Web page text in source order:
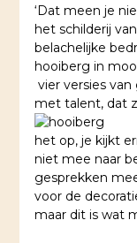
‘Dat meen je
het schilderij
belachelijke
hooiberg in
vier versies
met talent, dat
het op, je kijkt
niet mee naar
gesprekken
voor de
maar dit is wat